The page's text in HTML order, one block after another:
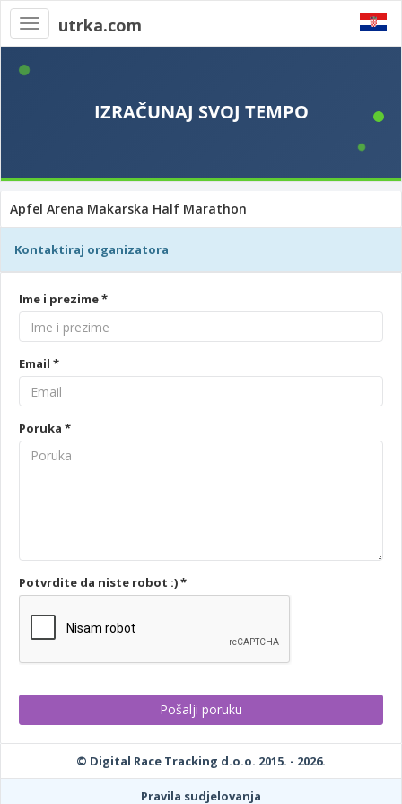
Toggle
navigation
utrka.com
Apfel Arena Makarska Half Marathon
Kontaktiraj organizatora
Ime i prezime *
Email *
Poruka *
Potvrdite da niste robot :) *
© Digital Race Tracking d.o.o. 2015. - 2026.
Pravila sudjelovanja